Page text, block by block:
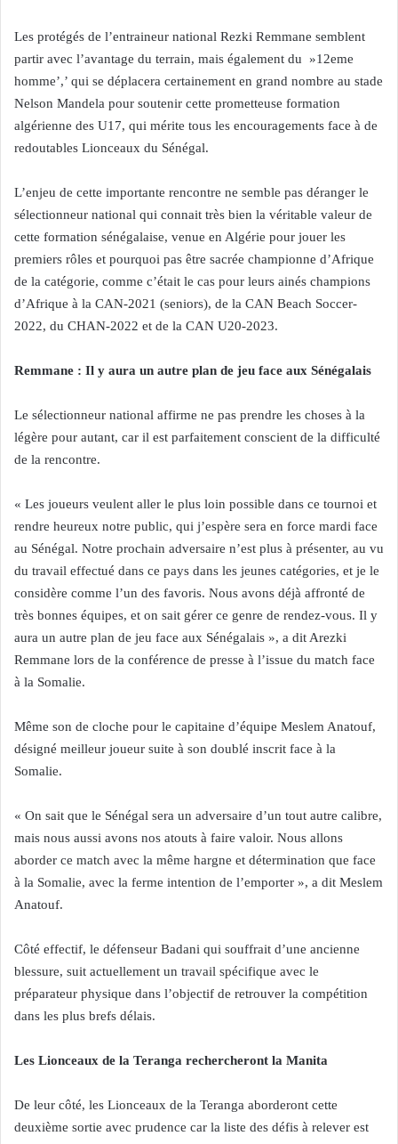
Les protégés de l’entraineur national Rezki Remmane semblent
partir avec l’avantage du terrain, mais également du »12eme
homme’,’ qui se déplacera certainement en grand nombre au stade
Nelson Mandela pour soutenir cette prometteuse formation
algérienne des U17, qui mérite tous les encouragements face à de
redoutables Lionceaux du Sénégal.
L’enjeu de cette importante rencontre ne semble pas déranger le
sélectionneur national qui connait très bien la véritable valeur de
cette formation sénégalaise, venue en Algérie pour jouer les
premiers rôles et pourquoi pas être sacrée championne d’Afrique
de la catégorie, comme c’était le cas pour leurs ainés champions
d’Afrique à la CAN-2021 (seniors), de la CAN Beach Soccer-
2022, du CHAN-2022 et de la CAN U20-2023.
Remmane : Il y aura un autre plan de jeu face aux Sénégalais
Le sélectionneur national affirme ne pas prendre les choses à la
légère pour autant, car il est parfaitement conscient de la difficulté
de la rencontre.
« Les joueurs veulent aller le plus loin possible dans ce tournoi et
rendre heureux notre public, qui j’espère sera en force mardi face
au Sénégal. Notre prochain adversaire n’est plus à présenter, au vu
du travail effectué dans ce pays dans les jeunes catégories, et je le
considère comme l’un des favoris. Nous avons déjà affronté de
très bonnes équipes, et on sait gérer ce genre de rendez-vous. Il y
aura un autre plan de jeu face aux Sénégalais », a dit Arezki
Remmane lors de la conférence de presse à l’issue du match face
à la Somalie.
Même son de cloche pour le capitaine d’équipe Meslem Anatouf,
désigné meilleur joueur suite à son doublé inscrit face à la
Somalie.
« On sait que le Sénégal sera un adversaire d’un tout autre calibre,
mais nous aussi avons nos atouts à faire valoir. Nous allons
aborder ce match avec la même hargne et détermination que face
à la Somalie, avec la ferme intention de l’emporter », a dit Meslem
Anatouf.
Côté effectif, le défenseur Badani qui souffrait d’une ancienne
blessure, suit actuellement un travail spécifique avec le
préparateur physique dans l’objectif de retrouver la compétition
dans les plus brefs délais.
Les Lionceaux de la Teranga rechercheront la Manita
De leur côté, les Lionceaux de la Teranga aborderont cette
deuxième sortie avec prudence car la liste des défis à relever est